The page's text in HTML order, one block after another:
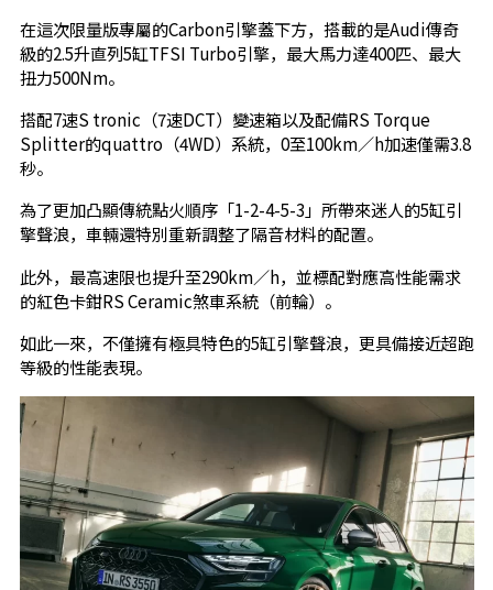
在這次限量版專屬的Carbon引擎蓋下方，搭載的是Audi傳奇
級的2.5升直列5缸TFSI Turbo引擎，最大馬力達400匹、最大
扭力500Nm。
搭配7速S tronic（7速DCT）變速箱以及配備RS Torque
Splitter的quattro（4WD）系統，0至100km／h加速僅需3.8
秒。
為了更加凸顯傳統點火順序「1-2-4-5-3」所帶來迷人的5缸引
擎聲浪，車輛還特別重新調整了隔音材料的配置。
此外，最高速限也提升至290km／h，並標配對應高性能需求
的紅色卡鉗RS Ceramic煞車系統（前輪）。
如此一來，不僅擁有極具特色的5缸引擎聲浪，更具備接近超跑
等級的性能表現。